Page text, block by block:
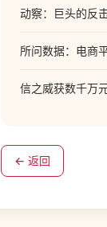
动察：巨头的反
所问数据：电商
信之威获数千万
← 返回